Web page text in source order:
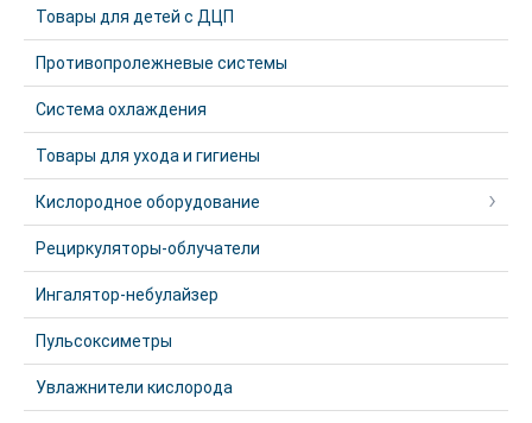
Товары для детей с ДЦП
Противопролежневые системы
Система охлаждения
Товары для ухода и гигиены
Кислородное оборудование
Рециркуляторы-облучатели
Ингалятор-небулайзер
Пульсоксиметры
Увлажнители кислорода